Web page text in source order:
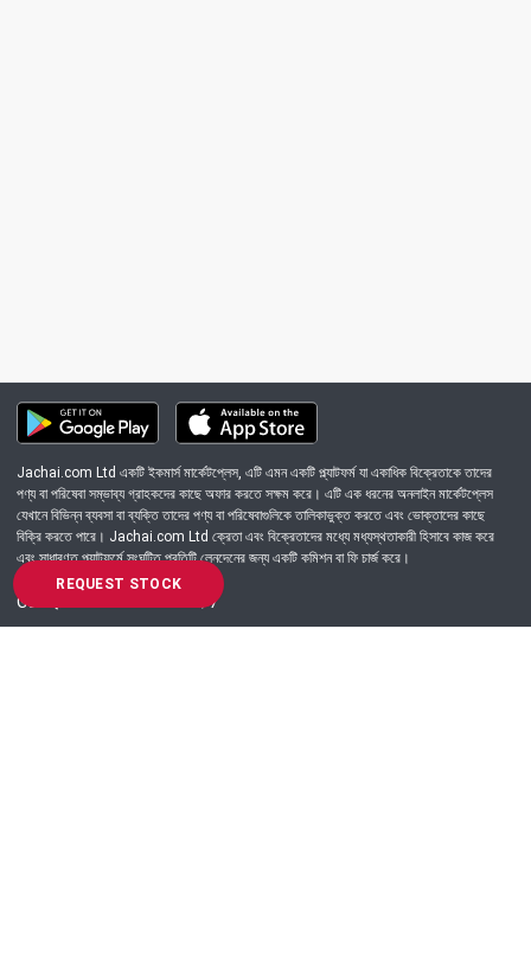
REQUEST STOCK
Jachai.com Ltd একটি ইকমার্স মার্কেটপ্লেস, এটি এমন একটি প্ল্যাটফর্ম যা একাধিক বিক্রেতাকে তাদের
পণ্য বা পরিষেবা সম্ভাব্য গ্রাহকদের কাছে অফার করতে সক্ষম করে। এটি এক ধরনের অনলাইন মার্কেটপ্লেস
যেখানে বিভিন্ন ব্যবসা বা ব্যক্তি তাদের পণ্য বা পরিষেবাগুলিকে তালিকাভুক্ত করতে এবং ভোক্তাদের কাছে
বিক্রি করতে পারে। Jachai.com Ltd ক্রেতা এবং বিক্রেতাদের মধ্যে মধ্যস্থতাকারী হিসাবে কাজ করে
এবং সাধারণত প্ল্যাটফর্মে সংঘটিত প্রতিটি লেনদেনের জন্য একটি কমিশন বা ফি চার্জ করে।
Got Question? Call us 24/7